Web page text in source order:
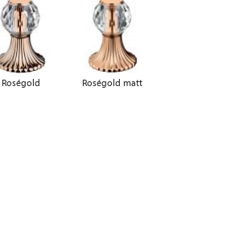
Roségold Roségold matt